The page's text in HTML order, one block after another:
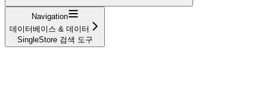
Navigation
데이터베이스 & 데이터
SingleStore 검색 도구